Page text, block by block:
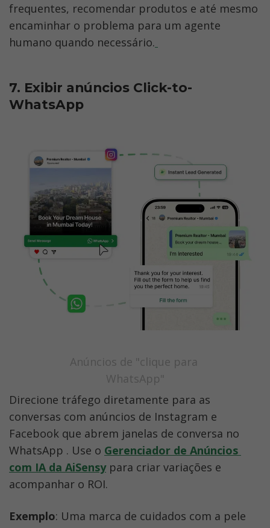
frequentes, recomendar produtos e até mesmo
encaminhar o problema para um agente
humano quando necessário.
7. Exibir anúncios Click-to-
WhatsApp
Anúncios de "clique para
WhatsApp"
Direcione tráfego diretamente para as
conversas com anúncios de Instagram e
Facebook que abrem janelas de conversa no
WhatsApp . Use o Gerenciador de Anúncios
com IA da AiSensy para criar variações e
acompanhar o ROI.
Exemplo: Uma marca de cuidados com a pele